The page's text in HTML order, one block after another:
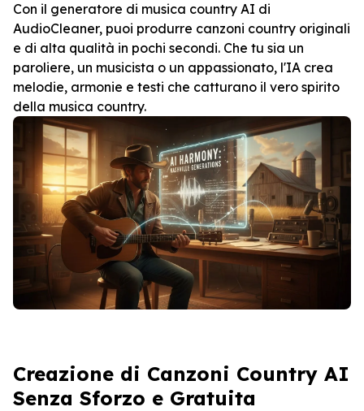
Con il generatore di musica country AI di
AudioCleaner, puoi produrre canzoni country originali
e di alta qualità in pochi secondi. Che tu sia un
paroliere, un musicista o un appassionato, l'IA crea
melodie, armonie e testi che catturano il vero spirito
della musica country.
Creazione di Canzoni Country AI
Senza Sforzo e Gratuita